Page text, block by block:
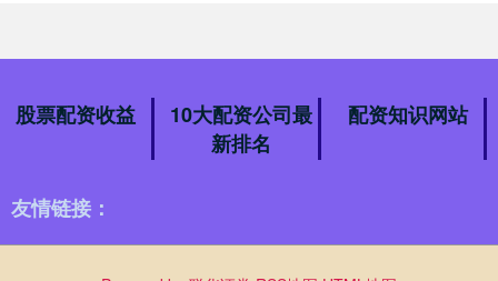
股票配资收益
10大配资公司最
新排名
配资知识网站
友情链接：